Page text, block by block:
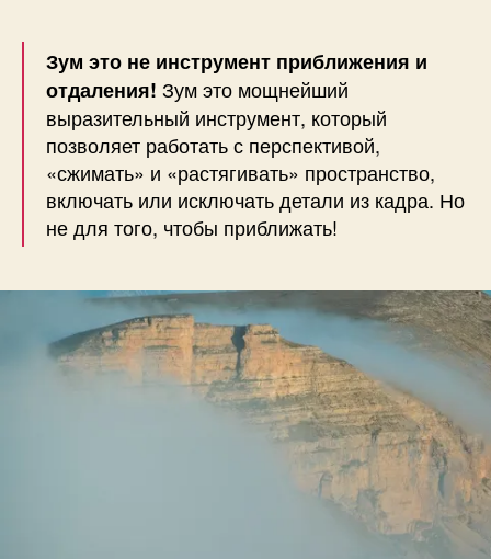
Зум это не инструмент приближения и
отдаления! Зум это мощнейший
выразительный инструмент, который
позволяет работать с перспективой,
«сжимать» и «растягивать» пространство,
включать или исключать детали из кадра. Но
не для того, чтобы приближать!